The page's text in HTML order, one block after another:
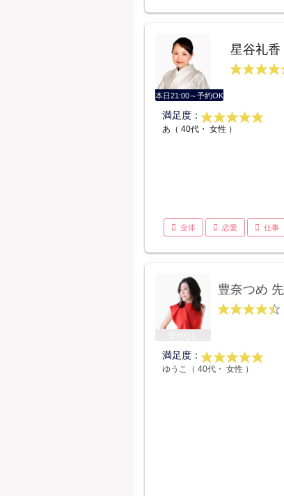
本日21:00～予約OK
星谷礼香
満足度：
あ（ 40代・ 女性 ）
全体 恋愛 仕事
豊奈つめ
満足度：
ゆうこ（ 40代・ 女性 ）